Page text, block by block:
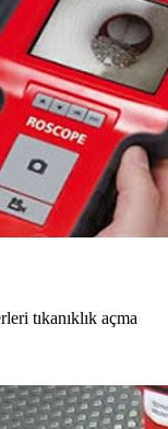
tıkanıklık açma